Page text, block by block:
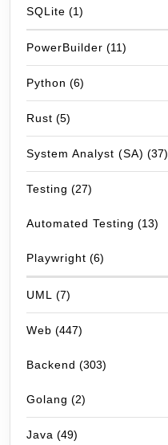
SQLite (1)
PowerBuilder (11)
Python (6)
Rust (5)
System Analyst (SA) (37)
Testing (27)
Automated Testing (13)
Playwright (6)
UML (7)
Web (447)
Backend (303)
Golang (2)
Java (49)